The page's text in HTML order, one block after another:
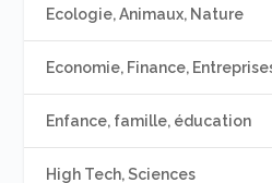
Ecologie, Animaux, Nature
Economie, Finance,
Enfance, famille, éducation
High Tech, Sciences